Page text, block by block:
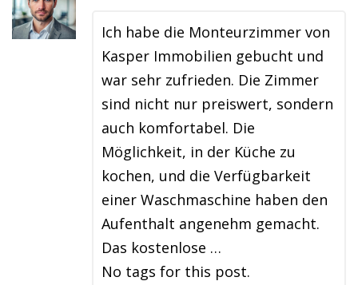
Ich habe die Monteurzimmer von
Kasper Immobilien gebucht und
war sehr zufrieden. Die Zimmer
sind nicht nur preiswert, sondern
auch komfortabel. Die
Möglichkeit, in der Küche zu
kochen, und die Verfügbarkeit
einer Waschmaschine haben den
Aufenthalt angenehm gemacht.
Das kostenlose …
No tags for this post.